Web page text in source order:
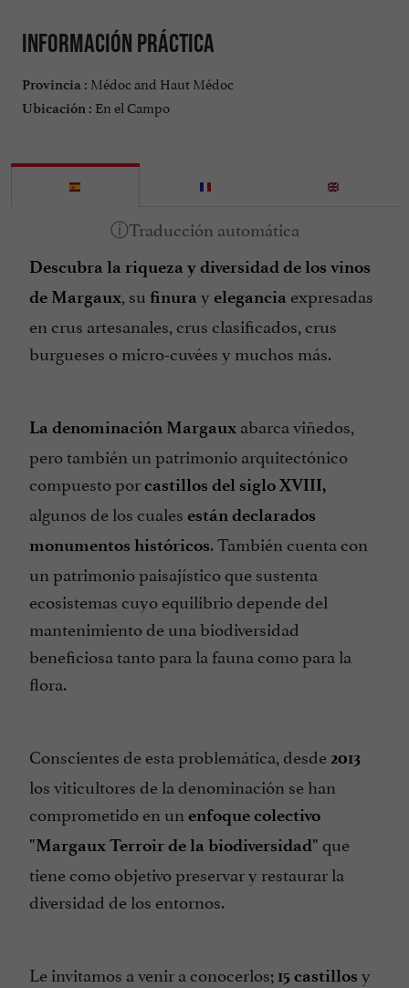
Información práctica
Provincia : Médoc and Haut Médoc
Ubicación : En el Campo
Descubra la riqueza y diversidad de los vinos
de Margaux, su finura y elegancia expresadas
en crus artesanales, crus clasificados, crus
burgueses o micro-cuvées y muchos más.
La denominación Margaux abarca viñedos,
pero también un patrimonio arquitectónico
compuesto porcastillos del siglo XVIII,
algunos de los cuales están declarados
monumentos históricos. También cuenta con
un patrimonio paisajístico que sustenta
ecosistemas cuyo equilibrio depende del
mantenimiento de una biodiversidad
beneficiosa tanto para la fauna como para la
flora.
Conscientes de esta problemática, desde2013
los viticultores de la denominación se han
comprometido en un enfoque colectivo
"Margaux Terroir de la biodiversidad" que
tiene como objetivo preservar y restaurar la
diversidad de los entornos.
Le invitamos a venir a conocerlos; 15 castillos y